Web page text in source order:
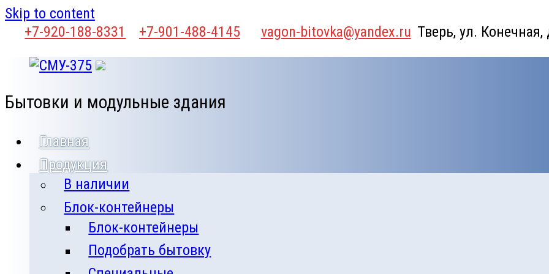
Skip to content
+7-920-188-8331
+7-901-488-4145 vagon-bitovka@yandex.ru Тверь, ул. Конечная,
Бытовки и модульные здания
Главная
Продукция
В наличии
Блок-контейнеры
Блок-контейнеры
Подобрать бытовку